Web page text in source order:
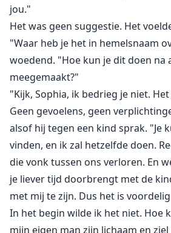
jou."
Het was geen suggestie. Het
"Waar heb je het in hemelsnaam
woedend. "Hoe kun je dit doen na
meegemaakt?"
"Kijk, Sophia, ik bedrieg je niet.
Geen gevoelens, geen
alsof hij tegen een kind sprak. "Je
vinden, en ik zal hetzelfde doen.
die vonk tussen ons verloren. En
je liever tijd doorbrengt met de
met mij te zijn. Dus het is
In het begin wilde ik het niet. Hoe
mijn eigen man zijn lichaam en